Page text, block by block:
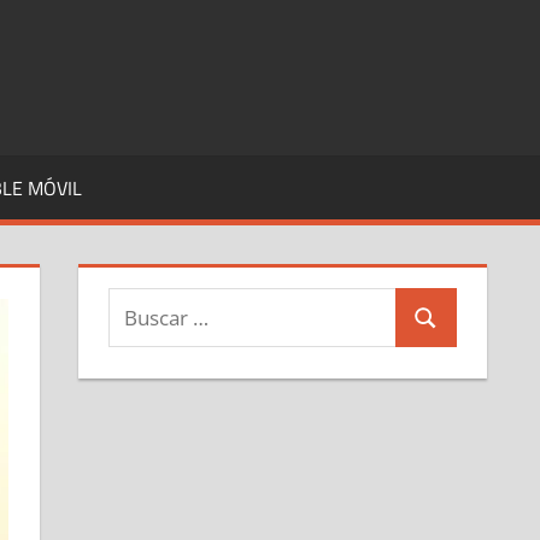
MÓVIL
Buscar:
Buscar